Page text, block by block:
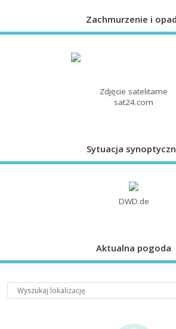
Zachmurzenie i
Zdjęcie satelitarne
sat24.com
Sytuacja
DWD.de
Aktualna pogoda